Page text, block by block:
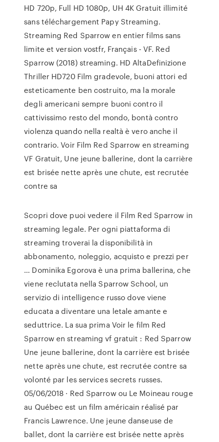
HD 720p, Full HD 1080p, UH 4K Gratuit illimité
sans téléchargement Papy Streaming.
Streaming Red Sparrow en entier films sans
limite et version vostfr, Français - VF. Red
Sparrow (2018) streaming. HD AltaDefinizione
Thriller HD720 Film gradevole, buoni attori ed
esteticamente ben costruito, ma la morale
degli americani sempre buoni contro il
cattivissimo resto del mondo, bontà contro
violenza quando nella realtà è vero anche il
contrario. Voir Film Red Sparrow en streaming
VF Gratuit, Une jeune ballerine, dont la carrière
est brisée nette après une chute, est recrutée
contre sa
Scopri dove puoi vedere il Film Red Sparrow in
streaming legale. Per ogni piattaforma di
streaming troverai la disponibilità in
abbonamento, noleggio, acquisto e prezzi per
… Dominika Egorova è una prima ballerina, che
viene reclutata nella Sparrow School, un
servizio di intelligence russo dove viene
educata a diventare una letale amante e
seduttrice. La sua prima Voir le film Red
Sparrow en streaming vf gratuit : Red Sparrow
Une jeune ballerine, dont la carrière est brisée
nette après une chute, est recrutée contre sa
volonté par les services secrets russes.
05/06/2018 · Red Sparrow ou Le Moineau rouge
au Québec est un film américain réalisé par
Francis Lawrence. Une jeune danseuse de
ballet, dont la carrière est brisée nette après